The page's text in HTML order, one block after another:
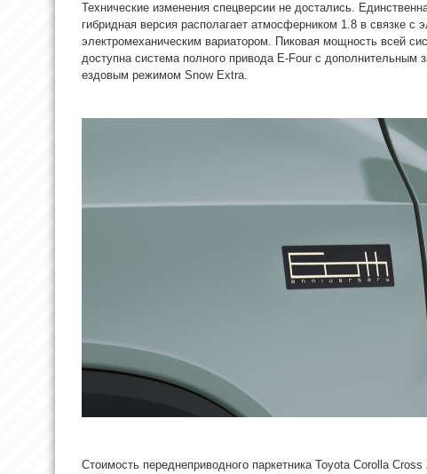
Технические изменения спецверсии не достались.
гибридная версия располагает атмосферником 1.8 в связке с
электромеханическим вариатором. Пиковая мощность всей
доступна система полного привода E-Four с дополнительным
ездовым режимом Snow Extra.
Стоимость переднеприводного паркетника Toyota Corolla